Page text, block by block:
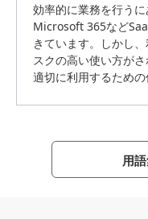
効率的に業務を行う
Microsoft 365など
きています。しかし
スクの高い使い方が
適切に利用するための
用